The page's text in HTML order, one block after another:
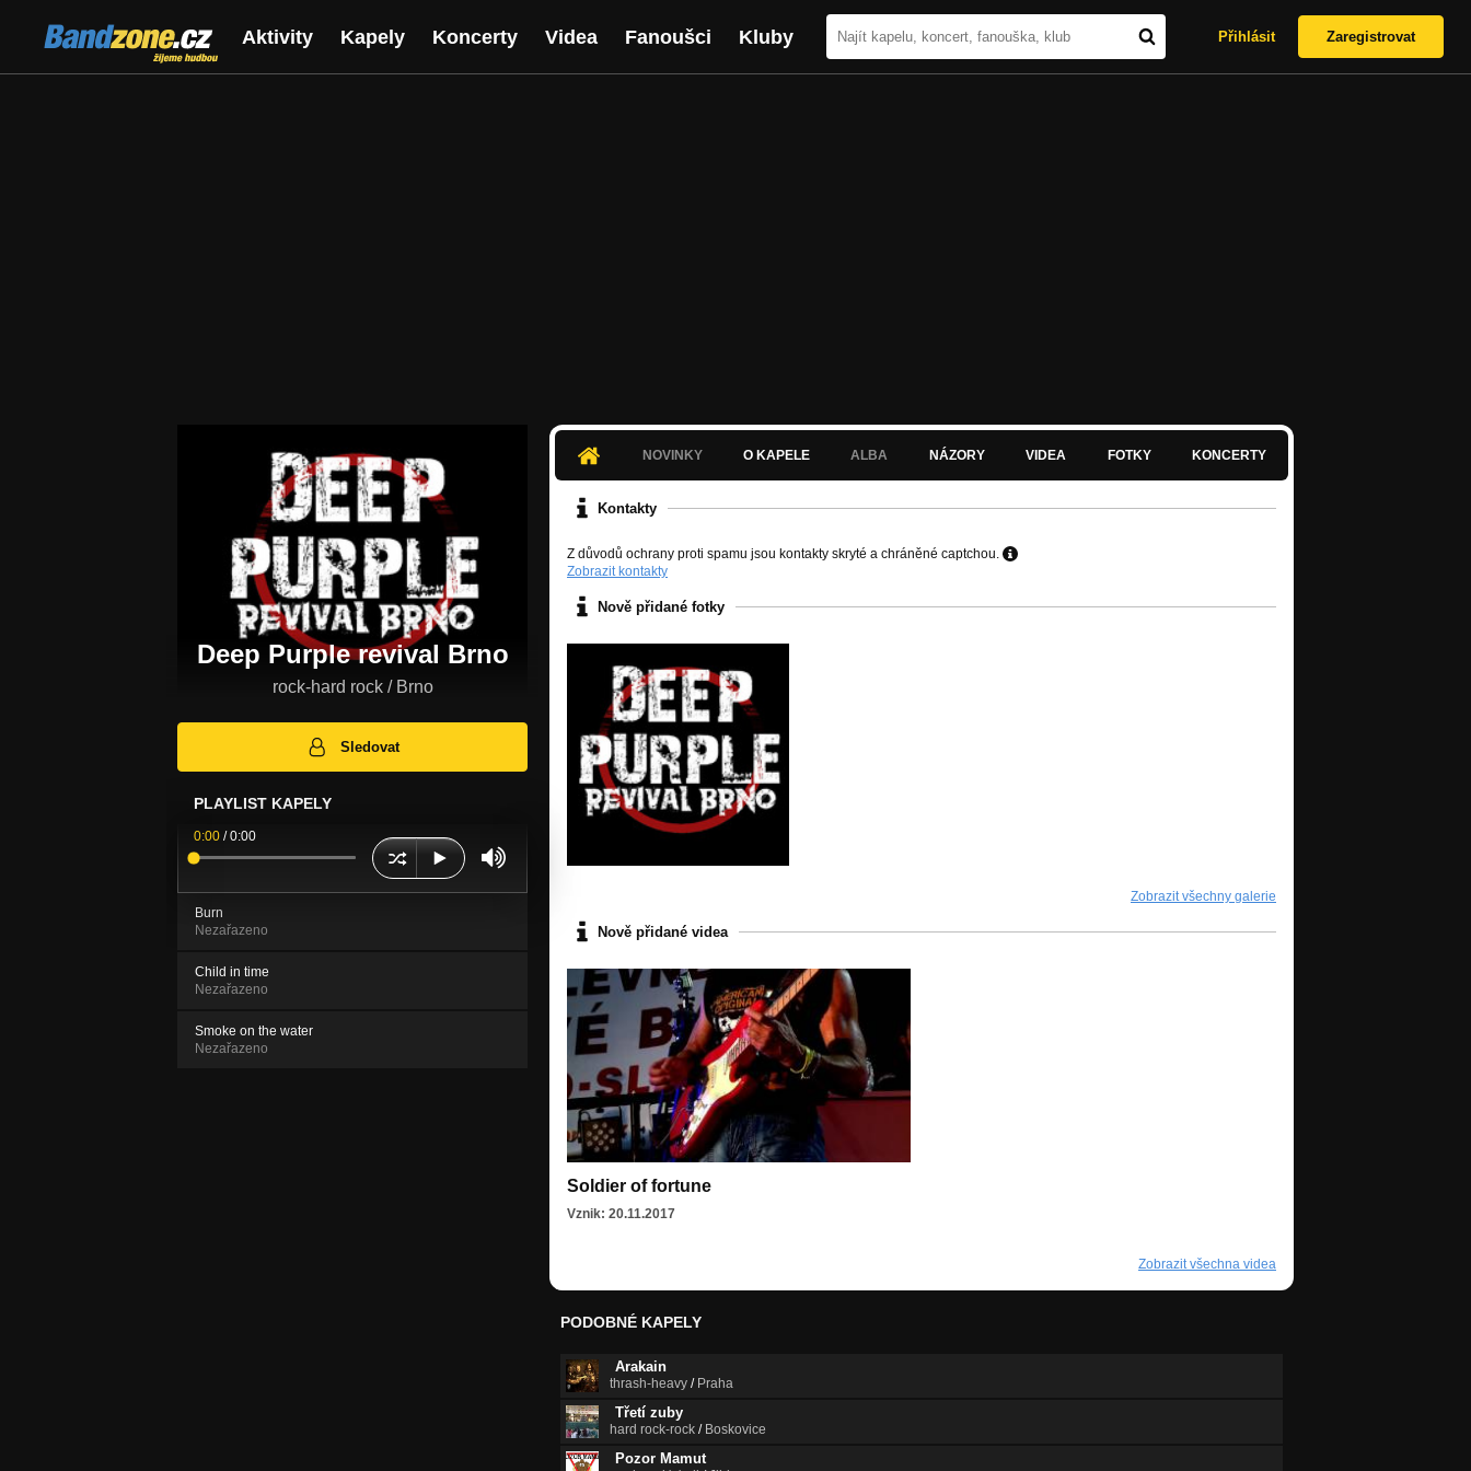
Bandzone.cz
žijeme hudbou
Aktivity Kapely Koncerty Videa Fanoušci Kluby Přihlásit Zaregistrovat
Deep Purple revival Brno
rock-hard rock / Brno
Sledovat
PLAYLIST KAPELY
0:00 /0:00
Burn
Nezařazeno
Child in time
Nezařazeno
Smoke on the water
Nezařazeno
NOVINKY O KAPELE ALBA NÁZORY VIDEA FOTKY KONCERTY
Kontakty
Z důvodů ochrany proti spamu jsou kontakty skryté a chráněné captchou.
Zobrazit kontakty
Nově přidané fotky
Zobrazit všechny galerie
Nově přidané videa
Soldier of fortune
Vznik: 20.11.2017
Zobrazit všechna videa
PODOBNÉ KAPELY
Arakain
thrash-heavy / Praha
Třetí zuby
hard rock-rock / Boskovice
Pozor Mamut